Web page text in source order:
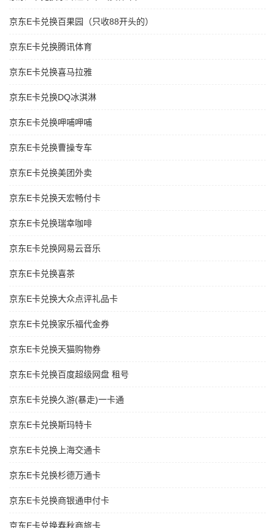
京东E卡兑换百果园（只收88开头的）
京东E卡兑换腾讯体育
京东E卡兑换喜马拉雅
京东E卡兑换DQ冰淇淋
京东E卡兑换呷哺呷哺
京东E卡兑换曹操专车
京东E卡兑换美团外卖
京东E卡兑换天宏畅付卡
京东E卡兑换瑞幸咖啡
京东E卡兑换网易云音乐
京东E卡兑换喜茶
京东E卡兑换大众点评礼品卡
京东E卡兑换家乐福代金券
京东E卡兑换天猫购物券
京东E卡兑换百度超级网盘 租号
京东E卡兑换久游(暴走)一卡通
京东E卡兑换斯玛特卡
京东E卡兑换上海交通卡
京东E卡兑换杉德万通卡
京东E卡兑换商银通申付卡
京东E卡兑换春秋商旅卡